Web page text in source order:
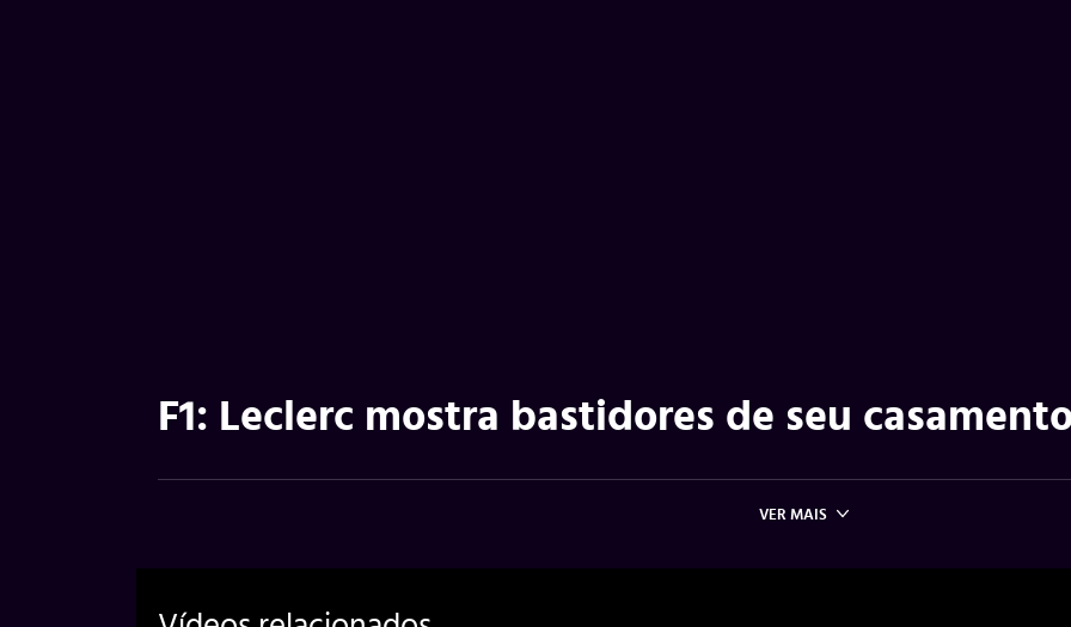
F1: Leclerc mostra bastidores de seu
VER MAIS